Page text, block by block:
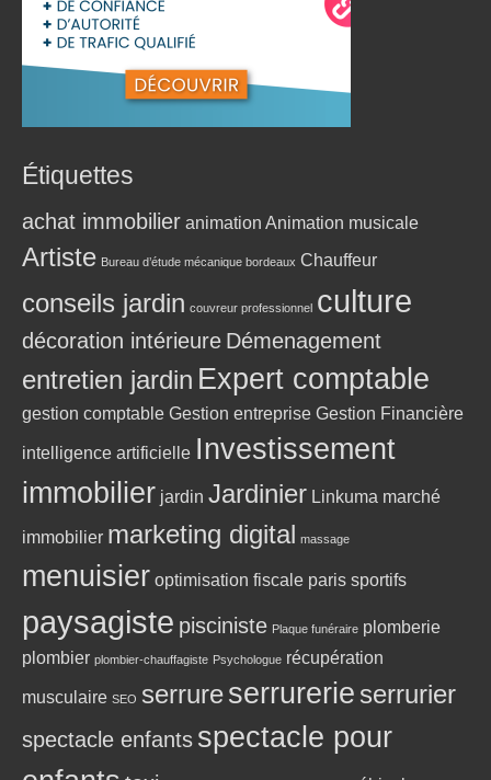
Étiquettes
achat immobilier animation Animation musicale
Artiste Bureau d’étude mécanique bordeaux Chauffeur
conseils jardin couvreur professionnel culture
décoration intérieure Démenagement
entretien jardin Expert comptable
gestion comptable Gestion entreprise Gestion Financière
intelligence artificielle Investissement
immobilier jardin Jardinier Linkuma marché
immobilier marketing digital massage
menuisier optimisation fiscale paris sportifs
paysagiste pisciniste Plaque funéraire plomberie
plombier plombier-chauffagiste Psychologue récupération
musculaire SEO serrureserrurerie serrurier
spectacle enfants spectacle pour